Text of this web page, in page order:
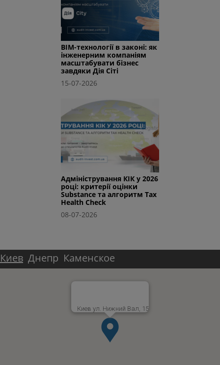
BIM-технології в законі: як
інженерним компаніям
масштабувати бізнес
завдяки Дія Сіті
15-07-2026
Адміністрування КІК у 2026
році: критерії оцінки
Substance та алгоритм Tax
Health Check
08-07-2026
Киев Днепр Каменское
Киев ул. Нижний Вал, 15